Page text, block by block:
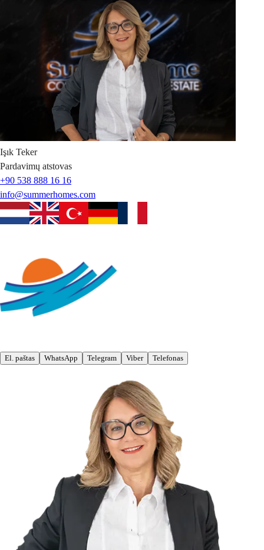
Işık Teker
Pardavimų atstovas
+90 538 888 16 16
info@summerhomes.com
El. paštas WhatsApp Telegram Viber Telefonas